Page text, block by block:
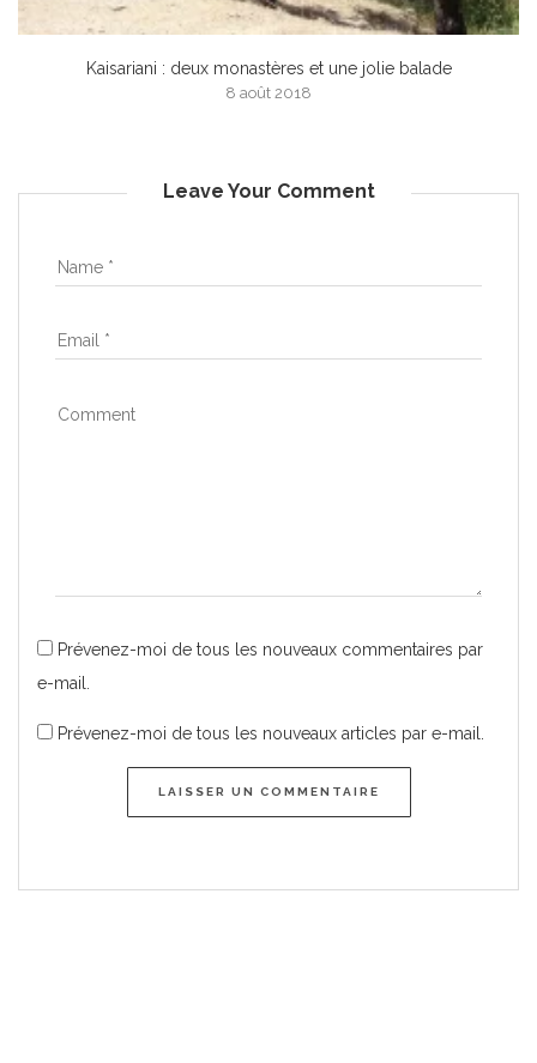
Kaisariani : deux monastères et une jolie balade
8 août 2018
Leave Your Comment
Prévenez-moi de tous les nouveaux commentaires par
e-mail.
Prévenez-moi de tous les nouveaux articles par e-mail.
LAISSER UN COMMENTAIRE